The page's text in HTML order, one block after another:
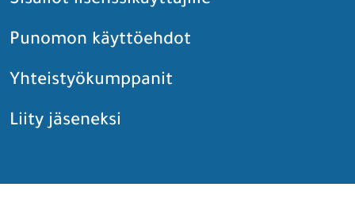
Punomon käyttöehdot
Yhteistyökumppanit
Liity jäseneksi